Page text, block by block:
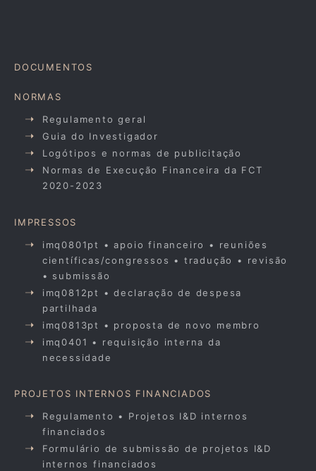
DOCUMENTOS
NORMAS
Regulamento geral
Guia do Investigador
Logótipos e normas de publicitação
Normas de Execução Financeira da FCT
2020-2023
IMPRESSOS
imq0801pt • apoio financeiro • reuniões
científicas/congressos • tradução • revisão
• submissão
imq0812pt • declaração de despesa
partilhada
imq0813pt • proposta de novo membro
imq0401 • requisição interna da
necessidade
PROJETOS INTERNOS FINANCIADOS
Regulamento • Projetos I&D internos
financiados
Formulário de submissão de projetos I&D
internos financiados